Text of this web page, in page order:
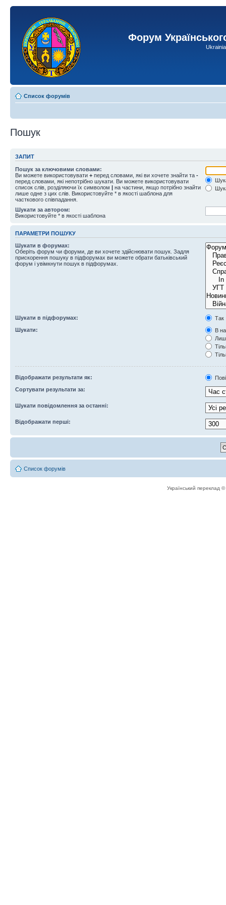
Форум
Список форумів
Пошук
ЗАПИТ
Пошук за ключовими словами:
Ви можете використовувати + перед словами, які ви хочете знайти та -
перед словами, які непотрібно шукати. Ви можете використовувати
список слів, розділяючи їх символом | на частини, якщо потрібно знайти
лише одне з цих слів. Використовуйте * в якості шаблона для
часткового співпадання.
Шукати за автором:
Використовуйте * в якості шаблона
ПАРАМЕТРИ ПОШУКУ
Шукати в форумах:
Оберіть форум чи форуми, де ви хочете здійснювати пошук. Задля
прискорення пошуку в підфорумах ви можете обрати батьківський
форум і увімкнути пошук в підфорумах.
Шукати в підфорумах:
Так
Шукати:
В
Відображати результати як:
Сортувати результати за:
Шукати повідомлення за останні:
Відображати перші:
Список форумів
Український переклад